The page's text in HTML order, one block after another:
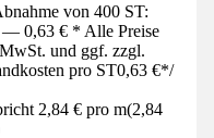
von 400 ST:
— 0,63 € * Alle Preise
und ggf. zzgl.
pro ST0,63 €*/
2,84 € pro m(2,84